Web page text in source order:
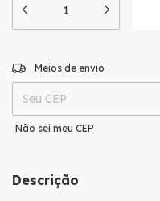
Entregas para o CEP:
Meios de envio
Não sei meu CEP
Descrição